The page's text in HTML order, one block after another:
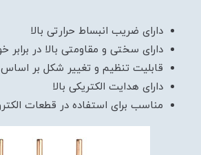
دارای ضریب انبساط حرارتی بالا
دارای سختی و مقاومتی بالا در برابر
قابلیت تنظیم و تغییر شکل بر
دارای هدایت الکتریکی بالا
مناسب برای استفاده در قطعات